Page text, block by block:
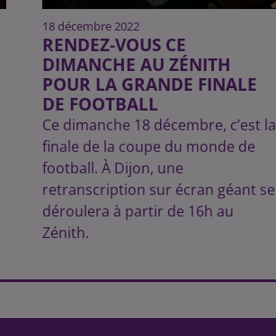
18 décembre 2022
RENDEZ-VOUS CE
DIMANCHE AU ZÉNITH
POUR LA GRANDE FINALE
DE FOOTBALL
Ce dimanche 18 décembre, c’est la
finale de la coupe du monde de
football. À Dijon, une
retranscription sur écran géant se
déroulera à partir de 16h au
Zénith.